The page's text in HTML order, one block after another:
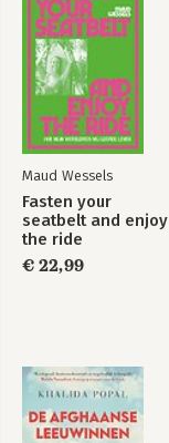
Maud Wessels
Fasten your
seatbelt and enjoy
the ride
€ 22,99